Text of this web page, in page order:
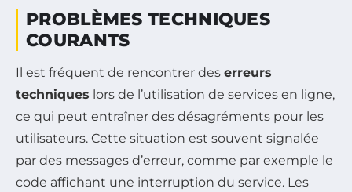
PROBLÈMES TECHNIQUES
COURANTS
Il est fréquent de rencontrer des erreurs
techniques lors de l’utilisation de services en ligne,
ce qui peut entraîner des désagréments pour les
utilisateurs. Cette situation est souvent signalée
par des messages d’erreur, comme par exemple le
code affichant une interruption du service. Les